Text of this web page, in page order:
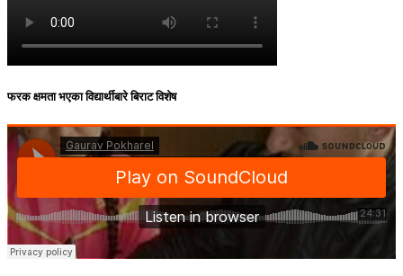
फरक क्षमता भएका विद्यार्थीबारे बिराट विशेष